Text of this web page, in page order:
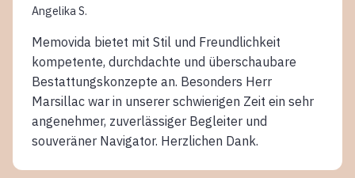
Angelika S.
Memovida bietet mit Stil und Freundlichkeit
kompetente, durchdachte und überschaubare
Bestattungskonzepte an. Besonders Herr
Marsillac war in unserer schwierigen Zeit ein sehr
angenehmer, zuverlässiger Begleiter und
souveräner Navigator. Herzlichen Dank.